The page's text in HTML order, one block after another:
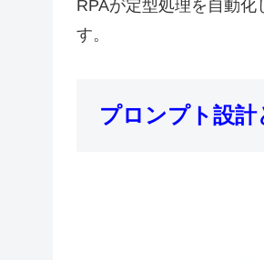
RPAが定型処理を自動
す。
プロンプト設